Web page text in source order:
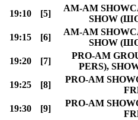
19:10
[5]
AM-AM
SHOW
19:15
[6]
AM-AM
SHOW
19:20
[7]
PRO-AM
PERS),
19:25
[8]
PRO-AM
19:30
[9]
PRO-AM